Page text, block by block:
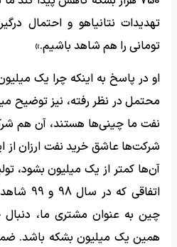
تومانی را هم شاهد باشیم.»
او در پاسخ به اینکه چرا یک
محتمل در نظر رفته، نیز توضیح
نفت ما چینی‌ها هستند، آن هم
شرکت‌ها عاشق خرید نفت ارزان از
آن‌ها کمتر از یک میلیون بشود،
اتفاقی
چین به عنوان مشتری ما،
همین یک میلیون بشکه باشد.